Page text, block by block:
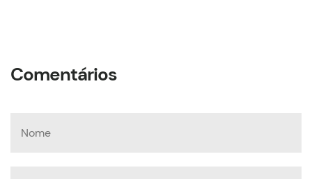
Comentários